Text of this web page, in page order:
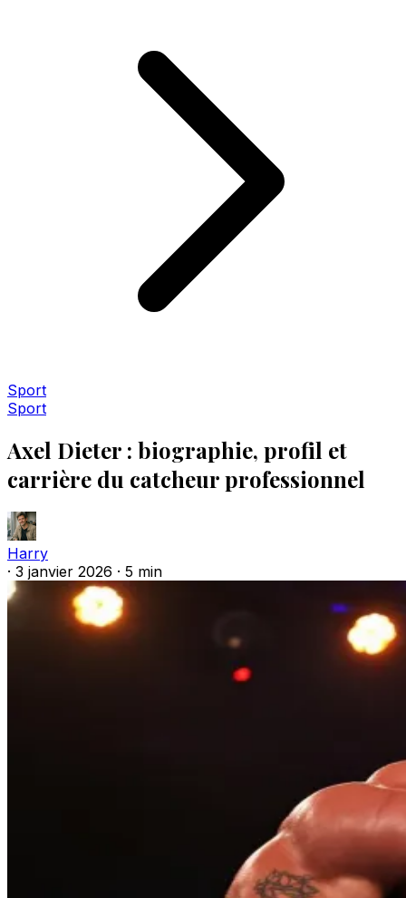
Sport
Sport
Axel Dieter : biographie, profil et
carrière du catcheur professionnel
Harry
· 3 janvier 2026 · 5 min